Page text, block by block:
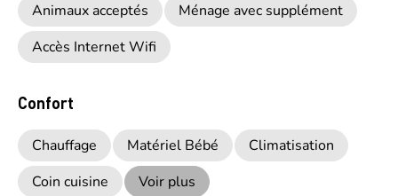
Animaux acceptés
Ménage avec supplément
Accès Internet Wifi
Confort
Chauffage Matériel Bébé
Climatisation
Coin cuisine
Voir plus